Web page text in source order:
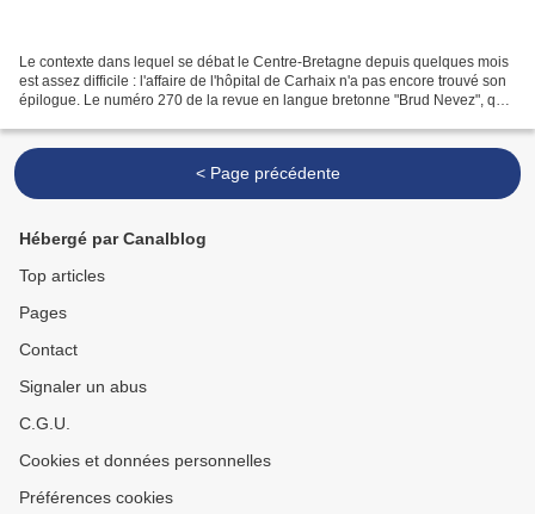
Le contexte dans lequel se débat le Centre-Bretagne depuis quelques mois
est assez difficile : l'affaire de l'hôpital de Carhaix n'a pas encore trouvé son
épilogue. Le numéro 270 de la revue en langue bretonne "Brud Nevez", qui
< Page précédente
Hébergé par Canalblog
Top articles
Pages
Contact
Signaler un abus
C.G.U.
Cookies et données personnelles
Préférences cookies